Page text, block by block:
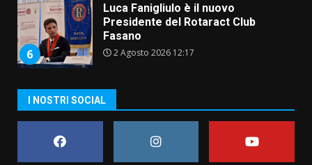
6
Luca Fanigliulo è il nuovo
Presidente del Rotaract Club
Fasano
2 Agosto 2026 12:17
Il Premio Internazionale Fajano
I NOSTRI SOCIAL